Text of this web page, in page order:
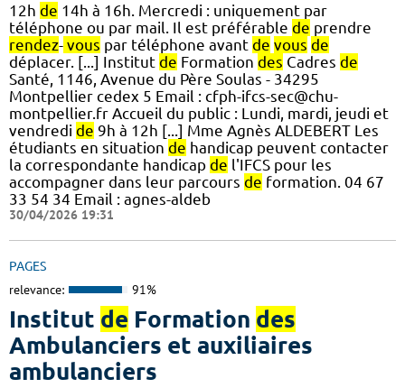
12h de 14h à 16h. Mercredi : uniquement par
téléphone ou par mail. Il est préférable de prendre
rendez- vous par téléphone avant de vous de
déplacer. [...] Institut de Formation des Cadres de
Santé, 1146, Avenue du Père Soulas - 34295
Montpellier cedex 5 Email : cfph-ifcs-sec@chu-
montpellier.fr Accueil du public : Lundi, mardi, jeudi et
vendredi de 9h à 12h [...] Mme Agnès ALDEBERT Les
étudiants en situation de handicap peuvent contacter
la correspondante handicap de l'IFCS pour les
accompagner dans leur parcours de formation. 04 67
33 54 34 Email : agnes-aldeb
30/04/2026 19:31
PAGES
relevance: 91%
Institut de Formation des
Ambulanciers et auxiliaires
ambulanciers